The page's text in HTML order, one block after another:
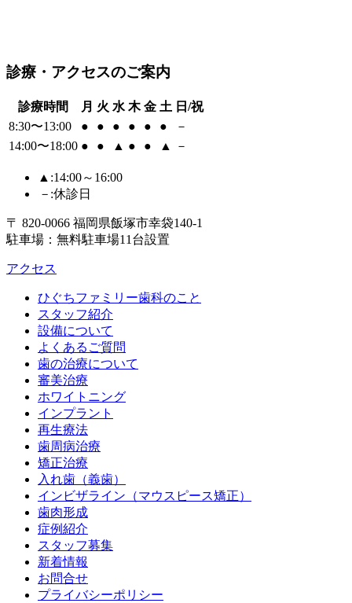
診療・アクセスのご案内
診療時間 月 火 水 木 金 土 日/祝
8:30〜13:00
● ● ● ● ● ●
－
14:00〜18:00 ● ● ▲ ● ● ▲ －
▲ :14:00～16:00
－ :休診日
〒 820-0066 福岡県飯塚市幸袋140-1
駐車場：無料駐車場11台設置
アクセス
ひぐちファミリー歯科のこと
スタッフ紹介
設備について
よくあるご質問
歯の治療について
審美治療
ホワイトニング
インプラント
再生療法
歯周病治療
矯正治療
入れ歯（義歯）
インビザライン（マウスピース矯正）
歯肉形成
症例紹介
スタッフ募集
新着情報
お問合せ
プライバシーポリシー